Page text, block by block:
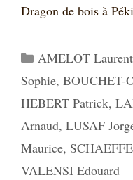
Dragon de bois à
Catégories
AMELOT Laurent
Sophie, BOUCHET-
HEBERT Patrick,
Arnaud, LUSAF
Maurice,
VALENSI Edouard